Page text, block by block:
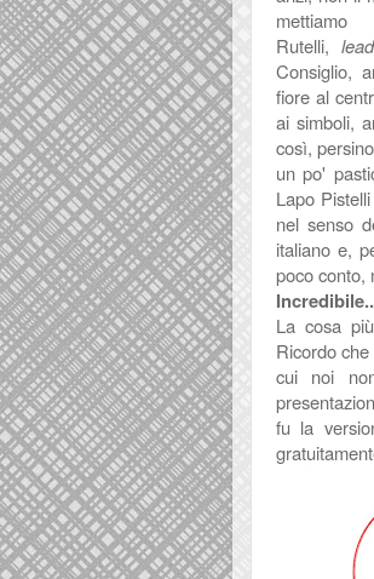
Rutelli,
Consiglio,
fiore al
ai simboli,
così,
un po'
Lapo
nel senso
italiano e,
poco conto,
La cosa
Ricordo
cui noi
fu la